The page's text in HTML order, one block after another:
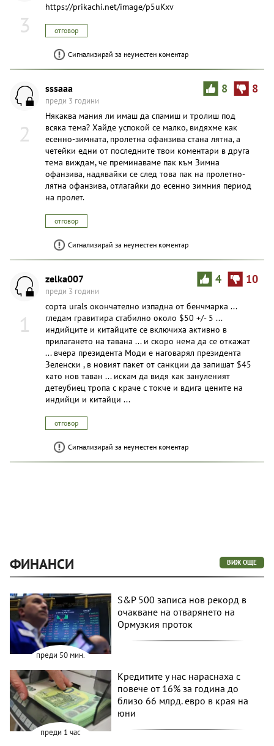
3
https://prikachi.net/image/p5uKxv
отговор
Сигнализирай за неуместен коментар
2
8 8
sssaaa
преди 3 години
Някаква мания ли имаш да спaмиш и тpoлиш под
всяка тема? Хайде успокой се малко, видяхме как
есенно-зимната, пролетна офанзива стана лятна, а
четейки едни от последните твои коментари в друга
тема виждам, че преминаваме пак към Зимна
офанзива, надявайки се след това пак на пролетно-
лятна офанзива, отлагайки до есенно зимния период
на пролет.
отговор
Сигнализирай за неуместен коментар
1
4 10
zelka007
преди 3 години
сорта urals окончателно изпадна от бенчмарка ...
гледам гравитира стабилно около $50 +/- 5 ...
индийците и китайците се включиха активно в
прилагането на тавана ... и скоро нема да се откажат
... вчера президента Моди е наговарял президента
Зеленски , в новият пакет от санкции да запишат $45
като нов таван ... искам да видя как зануленият
детеубиец тропа с краче с токче и вдига цените на
индийци и китайци ...
отговор
Сигнализирай за неуместен коментар
ФИНАНСИ ВИЖ ОЩЕ
преди 50 мин.
S&P 500 записа нов рекорд в
очакване на отварянето на
Ормузкия проток
преди 1 час
Кредитите у нас нараснаха с
повече от 16% за година до
близо 66 млрд. евро в края на
юни